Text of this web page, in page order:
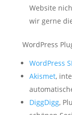
Website
wir gerne
WordPress
WordPress
Akismet,
DiggDigg,